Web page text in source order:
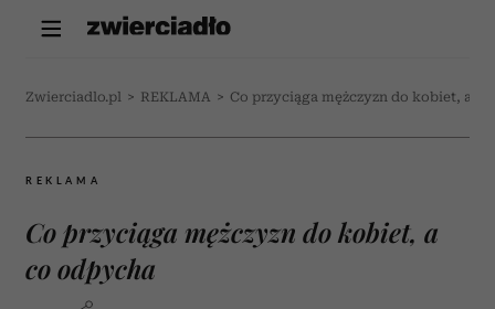
Zwierciadlo.pl > REKLAMA > Co przyciąga mężczyzn do kobiet, a
REKLAMA
Co przyciąga mężczyzn do kobiet, a
co odpycha